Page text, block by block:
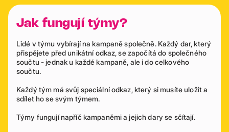
Jak fungují týmy?
Lidé v týmu vybírají na kampaně společně. Každý dar, který
přispějete před unikátní odkaz, se započítá do společného
součtu - jednak u každé kampaně, ale i do celkového
součtu.
Každý tým má svůj speciální odkaz, který si musíte uložit a
sdílet ho se svým týmem.
Týmy fungují napříč kampaněmi a jejich dary se sčítají.